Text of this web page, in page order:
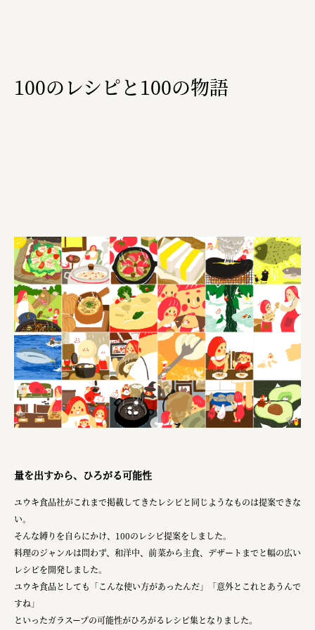
株式会社カタパット
ユウキ食品株式会社、株式会社広明通信社
株式会社ひらく
株式会社ニューテックシンセイ
PALAB
株式会社ドリームプラザ
GOEMON
株式会社ヤマサン
株式会社 マツバラ
アトラス化成
DEAR FRIEND'S
株式会社ポーラ
株式会社ロッテ
ourselves
100のレシピと100の物語
量を出すから、ひろがる可能性
ユウキ食品社がこれまで掲載してきたレシピと同じようなものは提案できな
い。
そんな縛りを自らにかけ、100のレシピ提案をしました。
料理のジャンルは問わず、和洋中、前菜から主食、デザートまでと幅の広い
レシピを開発しました。
ユウキ食品としても「こんな使い方があったんだ」「意外とこれとあうんで
すね」
といったガラスープの可能性がひろがるレシピ集となりました。